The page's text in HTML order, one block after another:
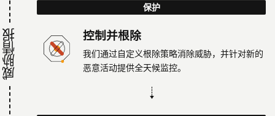
保护
控制并根除
我们通过自定义根除策略消除威胁，并针对新的
恶意活动提供全天候监控。
威胁情报